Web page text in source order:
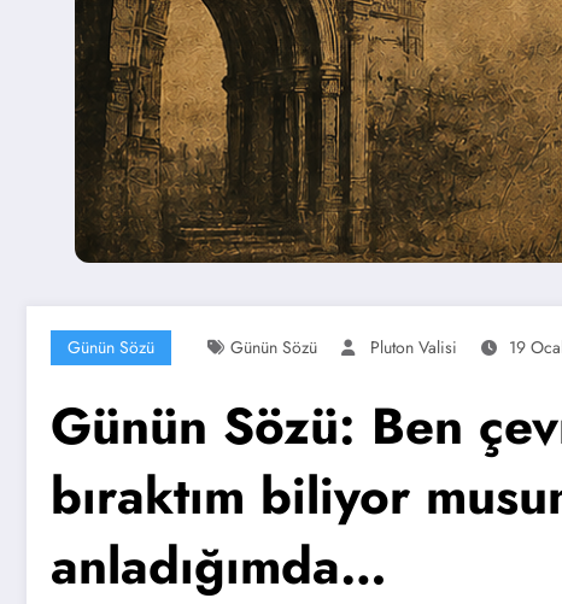
Günün Sözü Günün Sözü Pluton Valisi 19
Günün Sözü: Ben
bıraktım biliyor
anladığımda…